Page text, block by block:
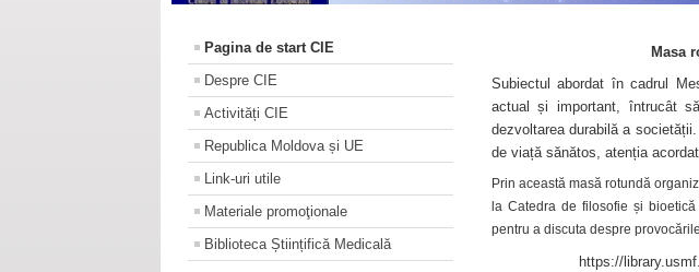
Pagina de start CIE
Despre CIE
Activități CIE
Republica Moldova și UE
Link-uri utile
Materiale promoţionale
Biblioteca Științifică Medicală
Masa
Subiectul abordat în cadrul
actual și important, întrucât
dezvoltarea durabilă a
de viață sănătos, atenția
Prin această masă rotundă
la Catedra de filosofie și
pentru a discuta despre
https://